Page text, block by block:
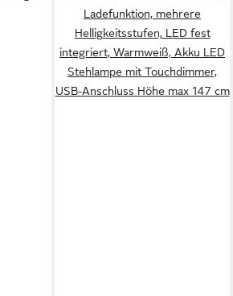
Ladefunktion, mehrere
Helligkeitsstufen, LED fest
integriert, Warmweiß, Akku LED
Stehlampe mit Touchdimmer,
USB-Anschluss Höhe max 147 cm